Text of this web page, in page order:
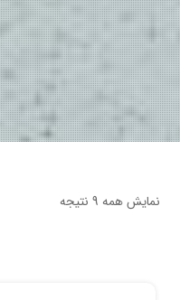
نمایش همه 9 نتیجه